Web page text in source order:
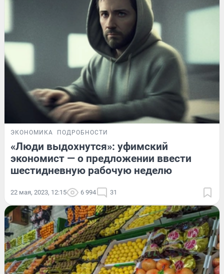
ЭКОНОМИКА ПОДРОБНОСТИ
«Люди выдохнутся»: уфимский
экономист — о предложении ввести
шестидневную рабочую неделю
22 мая, 2023, 12:15 6 994 31